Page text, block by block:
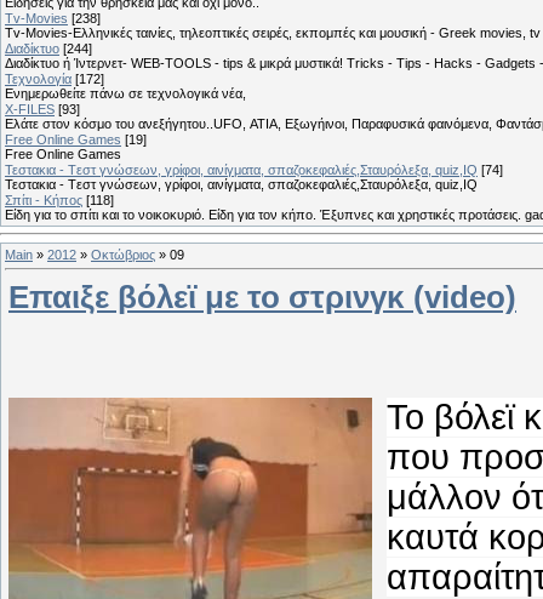
Tv-Movies [238]
Tv-Movies-Ελληνικές ταινίες, τηλεοπτικές σειρές, εκπομπές και μουσική - Greek movies,
Διαδίκτυο [244]
Διαδίκτυο ή Ίντερνετ- WEB-TOOLS - tips & μικρά μυστικά! Tricks - Tips - Hacks - Gadgets
Τεχνολογία [172]
Ενημερωθείτε πάνω σε τεχνολογικά νέα,
X-FILES [93]
Ελάτε στον κόσμο του ανεξήγητου..UFO, ΑΤΙΑ, Εξωγήινοι, Παραφυσικά φαινόμενα,
Free Online Games [19]
Free Online Games
Τεστακια - Tεστ γνώσεων, γρίφοι, αινίγματα, σπαζοκεφαλιές,Σταυρόλεξα, quiz,IQ [74]
Τεστακια - Tεστ γνώσεων, γρίφοι, αινίγματα, σπαζοκεφαλιές,Σταυρόλεξα, quiz,IQ
Σπίτι - Κήπος [118]
Είδη για το σπίτι και το νοικοκυριό. Είδη για τον κήπο. Έξυπνες και χρηστικές προτάσεις.
Main » 2012 » Οκτώβριος » 09
Επαιξε βόλεϊ με το στρινγκ (video)
To βόλεϊ
που
μάλλον
καυτά